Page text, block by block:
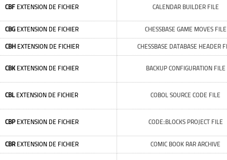
CBF EXTENSION DE FICHIER CALENDAR BUILDER FILE
CBG EXTENSION DE FICHIER CHESSBASE GAME MOVES FILE
CBH EXTENSION DE FICHIER CHESSBASE DATABASE HEADER
CBKEXTENSION DE FICHIER BACKUP CONFIGURATION FILE
CBLEXTENSION DE FICHIER COBOL SOURCE CODE FILE
CBPEXTENSION DE FICHIER CODE::BLOCKS PROJECT FILE
CBREXTENSION DE FICHIER COMIC BOOK RAR ARCHIVE